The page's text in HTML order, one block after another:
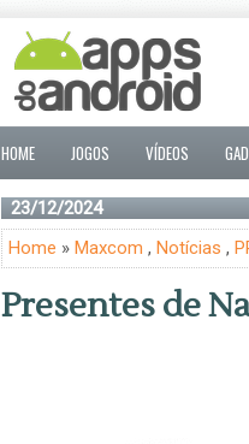
HOME JOGOS VÍDEOS
23/12/2024
Home » Maxcom , Notícias ,
Presentes de